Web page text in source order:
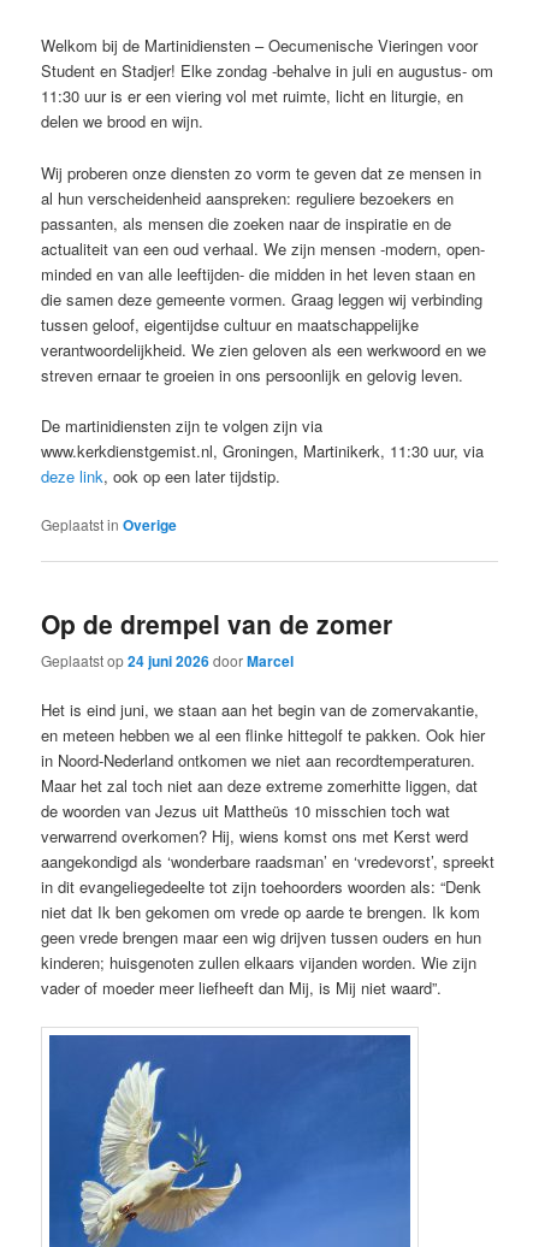
Welkom bij de Martinidiensten – Oecumenische Vieringen voor
Student en Stadjer! Elke zondag -behalve in juli en augustus- om
11:30 uur is er een viering vol met ruimte, licht en liturgie, en
delen we brood en wijn.
Wij proberen onze diensten zo vorm te geven dat ze mensen in
al hun verscheidenheid aanspreken: reguliere bezoekers en
passanten, als mensen die zoeken naar de inspiratie en de
actualiteit van een oud verhaal. We zijn mensen -modern, open-
minded en van alle leeftijden- die midden in het leven staan en
die samen deze gemeente vormen. Graag leggen wij verbinding
tussen geloof, eigentijdse cultuur en maatschappelijke
verantwoordelijkheid. We zien geloven als een werkwoord en we
streven ernaar te groeien in ons persoonlijk en gelovig leven.
De martinidiensten zijn te volgen zijn via
www.kerkdienstgemist.nl, Groningen, Martinikerk, 11:30 uur, via
deze link, ook op een later tijdstip.
Geplaatst in Overige
Op de drempel van de zomer
Geplaatst op24 juni 2026doorMarcel
Het is eind juni, we staan aan het begin van de zomervakantie,
en meteen hebben we al een flinke hittegolf te pakken. Ook hier
in Noord-Nederland ontkomen we niet aan recordtemperaturen.
Maar het zal toch niet aan deze extreme zomerhitte liggen, dat
de woorden van Jezus uit Mattheüs 10 misschien toch wat
verwarrend overkomen? Hij, wiens komst ons met Kerst werd
aangekondigd als ‘wonderbare raadsman’ en ‘vredevorst’, spreekt
in dit evangeliegedeelte tot zijn toehoorders woorden als: “Denk
niet dat Ik ben gekomen om vrede op aarde te brengen. Ik kom
geen vrede brengen maar een wig drijven tussen ouders en hun
kinderen; huisgenoten zullen elkaars vijanden worden. Wie zijn
vader of moeder meer liefheeft dan Mij, is Mij niet waard”.